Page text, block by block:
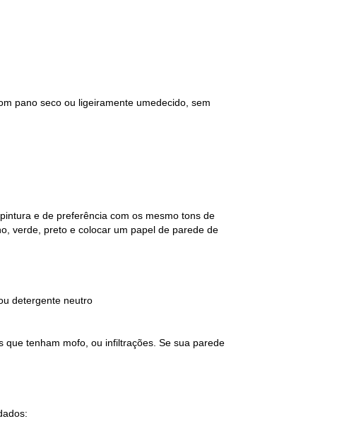
pano seco ou ligeiramente umedecido, sem
e de preferência com os mesmo tons de
verde, preto e colocar um papel de parede de
detergente neutro
tenham mofo, ou infiltrações. Se sua parede